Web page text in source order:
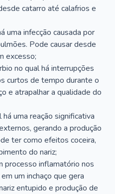
catarro até calafrios e
uma infecção causada por
Pode causar desde
excesso;
no qual há interrupções
curtos de tempo durante o
e atrapalhar a qualidade do
uma reação significativa
gerando a produção
ter como efeitos coceira,
do nariz;
processo inflamatório nos
um inchaço que gera
entupido e produção de